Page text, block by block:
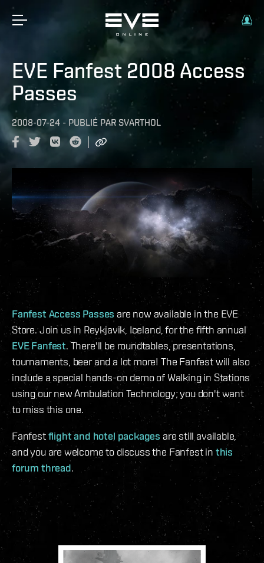
EVE Fanfest 2008 Access
Passes
2008-07-24 - PUBLIÉ PAR SVARTHOL
Fanfest Access Passes are now available in the EVE
Store. Join us in Reykjavik, Iceland, for the fifth annual
EVE Fanfest. There'll be roundtables, presentations,
tournaments, beer and a lot more! The Fanfest will also
include a special hands-on demo of Walking in Stations
using our new Ambulation Technology; you don't want
to miss this one.
Fanfestflight and hotel packages are still available,
and you are welcome to discuss the Fanfest in this
forum thread.